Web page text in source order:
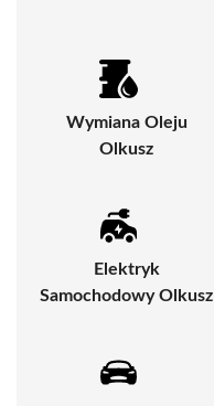
Wymiana Oleju
Olkusz
Elektryk
Samochodowy Olkusz